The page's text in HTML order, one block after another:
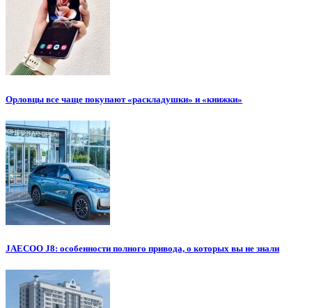
Орловцы все чаще покупают «раскладушки» и «книжки»
JAECOO J8: особенности полного привода, о которых вы не знали